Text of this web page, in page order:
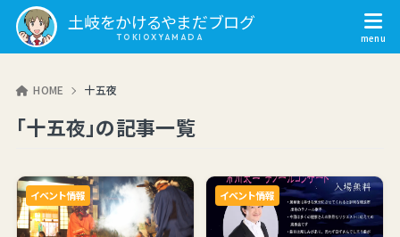
土岐をかけるやまだブログ
HOME 十五夜
「十五夜」の記事一覧
イベント情報 イベント情報